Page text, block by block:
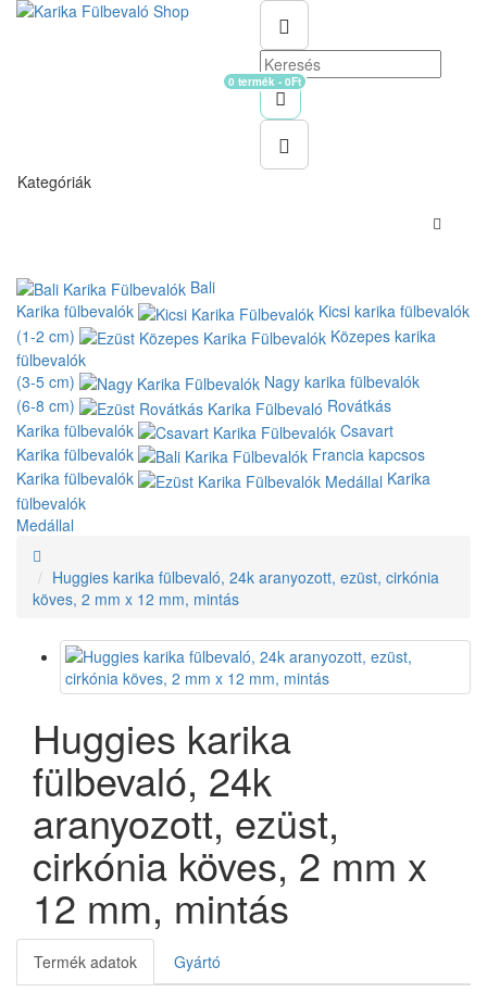
Kosár
0 termék - 0Ft
Kategóriák
Bali
Karika fülbevalók
Kicsi karika fülbevalók
(1-2 cm)
Közepes karika
fülbevalók
(3-5 cm)
Nagy karika fülbevalók
(6-8 cm)
Rovátkás
Karika fülbevalók
Csavart
Karika fülbevalók
Francia kapcsos
Karika fülbevalók
Karika
fülbevalók
Medállal
Huggies karika fülbevaló, 24k aranyozott, ezüst, cirkónia
köves, 2 mm x 12 mm, mintás
Huggies karika
fülbevaló, 24k
aranyozott, ezüst,
cirkónia köves, 2 mm x
12 mm, mintás
Termék adatok
Gyártó